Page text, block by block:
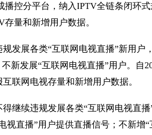
控分平台，纳入IPTV全链条闭环
量和新增用户数据。
发展各类“互联网电视直播”新用户
新发展“互联网电视直播”用户。自
联网电视存量和新增用户数据。
继续违规发展各类“互联网电视直
视直播”用户提供直播信号；不新增